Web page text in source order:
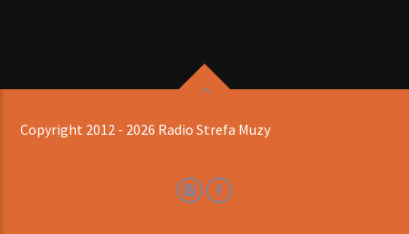
Copyright 2012 - 2026 Radio Strefa Muzy